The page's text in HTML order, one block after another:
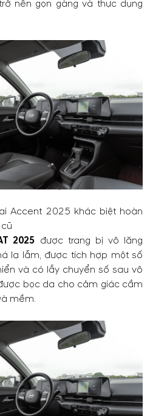
nên gọn gàng và thực dụng
Accent 2025 khác biệt hoàn
2025 được trang bị vô lăng
lạ lẫm, được tích hợp một số
và có lẫy chuyển số sau vô
bọc da cho cảm giác cầm
mềm.